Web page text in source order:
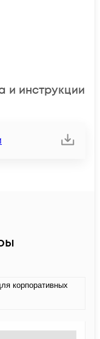
и инструкции
корпоративных